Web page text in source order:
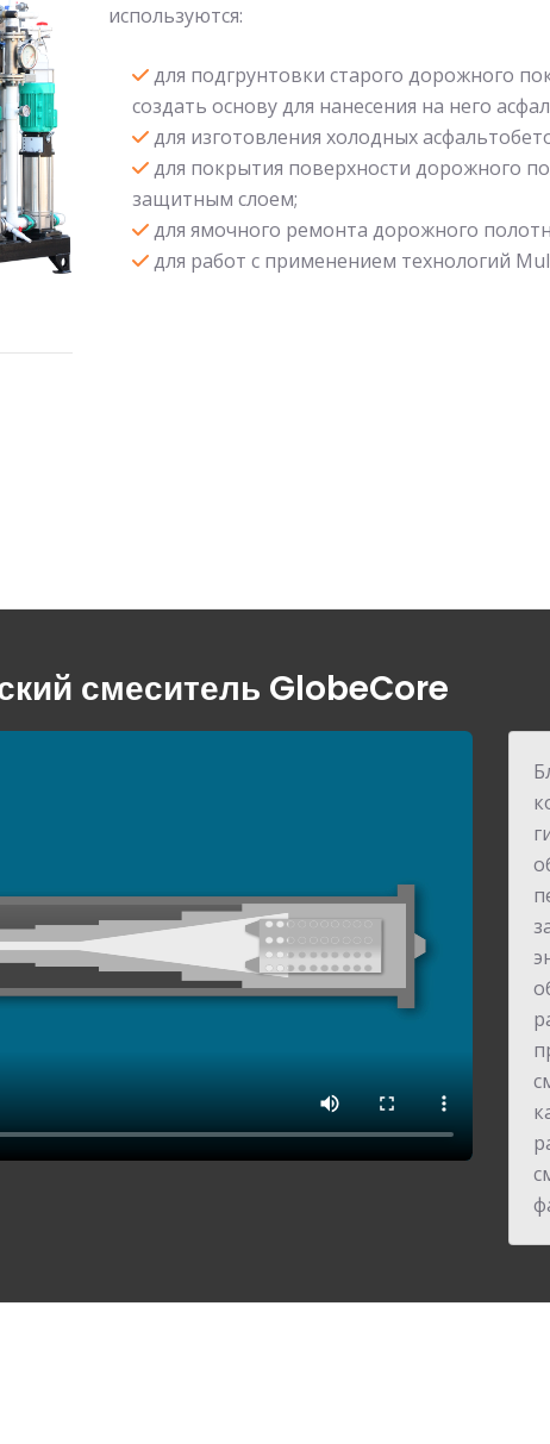
используются:
для подгрунтовки старого дорожного
создать основу для нанесения на него
для изготовления холодных
для покрытия поверхности дорожного
защитным слоем;
для ямочного ремонта дорожного
для работ с применением технологий
смеситель GlobeCore